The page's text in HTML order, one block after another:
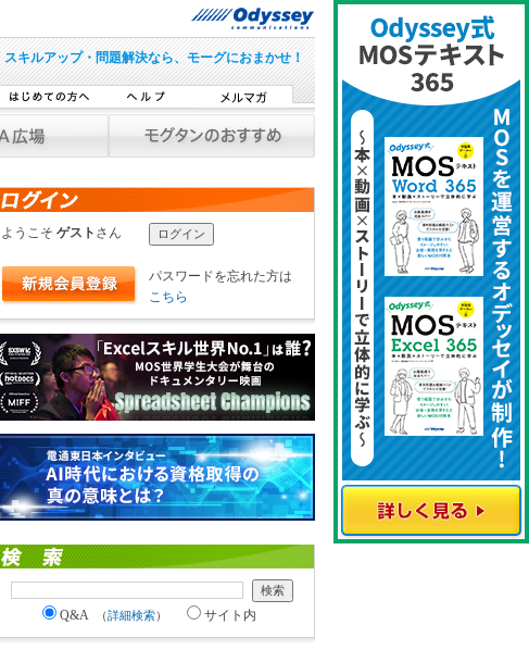
スキルアップ・問題解決なら、モーグにおまかせ！
ようこそ ゲスト さん
パスワードを忘れた方は
こちら
Q&A （詳細検索） サイト内